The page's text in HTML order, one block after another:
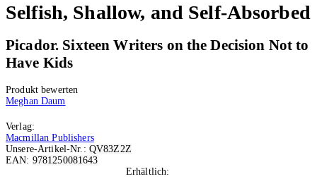
Selfish, Shallow, and Self-Absorbed
Picador. Sixteen Writers on the Decision Not to
Have Kids
Produkt bewerten
Meghan Daum
Verlag:
Macmillan Publishers
Unsere-Artikel-Nr.: QV83Z2Z
EAN: 9781250081643
Erhältlich: